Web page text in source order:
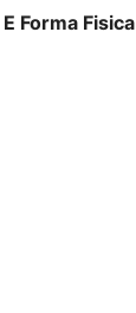
Forma Fisica